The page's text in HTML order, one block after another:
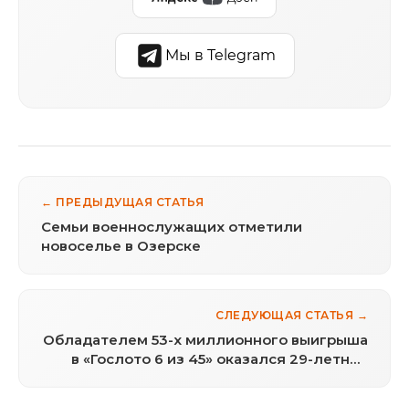
Мы в Telegram
← ПРЕДЫДУЩАЯ СТАТЬЯ
Семьи военнослужащих отметили
новоселье в Озерске
СЛЕДУЮЩАЯ СТАТЬЯ →
Обладателем 53-х миллионного выигрыша
в «Гослото 6 из 45» оказался 29-летний